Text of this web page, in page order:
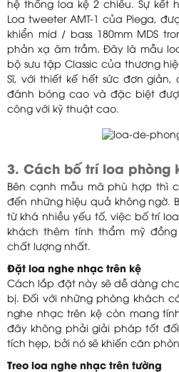
hệ thống loa kệ 2 chiều. Sự kết
Loa tweeter AMT-1 của Piega,
khiển mid / bass 180mm MDS
phản xạ âm trầm. Đây là mẫu
bộ sưu tập Classic của thương
Sĩ, với thiết kế hết sức đơn
đánh bóng cao và đặc biệt
công với kỹ thuật cao.
3. Cách bố trí loa phòng
Bên cạnh mẫu mã phù hợp thì
đến những hiệu quả không ngờ.
từ khá nhiều yếu tố, việc bố trí
khách thêm tính thẩm mỹ
chất lượng nhất.
Đặt loa nghe nhạc trên kệ
Cách lắp đặt này sẽ dễ dàng
bị. Đối với những phòng khách
nghe nhạc trên kệ còn mang
đây không phải giải pháp tốt
tích hẹp, bởi nó sẽ khiến căn
Treo loa nghe nhạc trên tường